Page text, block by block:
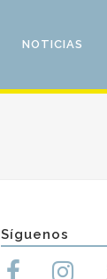
NOTICIAS
Síguenos